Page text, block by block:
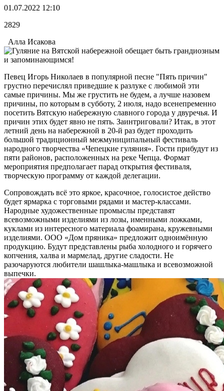
01.07.2022 12:10
2829
Алла Исакова
Певец Игорь Николаев в популярной песне "Пять причин"
грустно перечислял приведшие к разлуке с любимой эти
самые причины. Мы же грустить не будем, а лучше назовем
причины, по которым в субботу, 2 июля, надо всенепременно
посетить Вятскую набережную славного города у двуречья. И
причин этих будет явно не пять. Заинтриговали? Итак, в этот
летний день на набережной в 20-й раз будет проходить
большой традиционный межмуниципальный фестиваль
народного творчества «Чепецкие гуляния». Гости прибудут из
пяти районов, расположенных на реке Чепца. Формат
мероприятия предполагает парад открытия фестиваля,
творческую программу от каждой делегации.
Сопровождать всё это яркое, красочное, голосистое действо
будет ярмарка с торговыми рядами и мастер-классами.
Народные художественные промыслы представят
всевозможными изделиями из лозы, именными ложками,
куклами из интересного материала фоамирана, кружевными
изделиями. ООО «Дом пряника» предложит одноимённую
продукцию. Будут представлены рыба холодного и горячего
копчения, халва и мармелад, другие сладости. Не
разочаруются любители шашлыка-машлыка и всевозможной
выпечки.